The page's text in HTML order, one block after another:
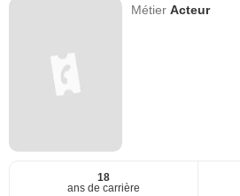
MétierActeur
18
ans de carrière